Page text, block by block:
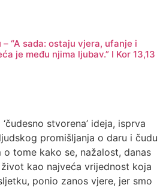
“A sada: ostaju vjera, ufanje i
je među njima ljubav.” I Kor 13,13
stvorena’ ideja, isprva
promišljanja o daru i čudu
tome kako se, nažalost, danas
kao najveća vrijednost koja
ponio zanos vjere, jer smo